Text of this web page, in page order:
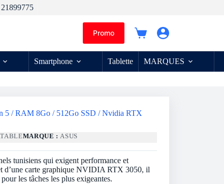
Promo
Panier
Smartphone Tablette MARQUES
5 / RAM 8Go / 512Go SSD / Nvidia RTX
MARQUE :ASUS
tunisiens qui exigent performance et
d’une carte graphique NVIDIA RTX 3050, il
les tâches les plus exigeantes.